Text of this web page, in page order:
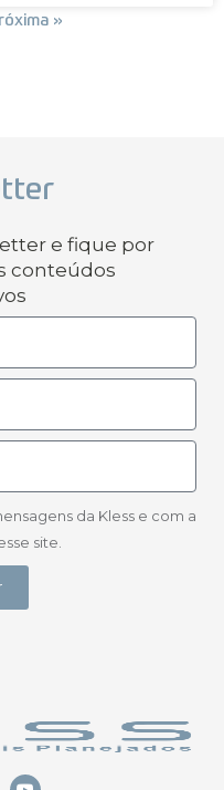
»
e fique por
conteúdos
da Kless e com a
site.